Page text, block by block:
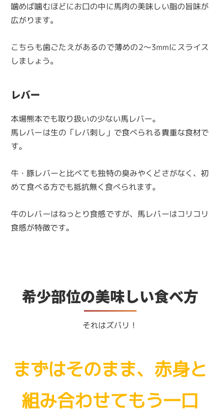
噛めば噛むほどにお口の中に馬肉の美味しい脂の旨味が
広がります。
こちらも歯ごたえがあるので薄めの2～3mmにスライス
しましょう。
レバー
本場熊本でも取り扱いの少ない馬レバー。
馬レバーは生の「レバ刺し」で食べられる貴重な食材で
す。
牛・豚レバーと比べても独特の臭みやくどさがなく、初
めて食べる方でも抵抗無く食べられます。
牛のレバーはねっとり食感ですが、馬レバーはコリコリ
食感が特徴です。
希少部位の美味しい食べ方
それはズバリ！
まずはそのまま、赤身と
組み合わせてもう一口